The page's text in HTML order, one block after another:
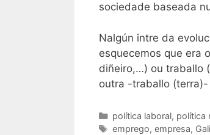
sociedade baseada
Nalgún intre da
esquecemos que era
diñeiro,…) ou traballo
outra -traballo (terra)-
Categorías
política laboral, política
Etiquetas
emprego, empresa,